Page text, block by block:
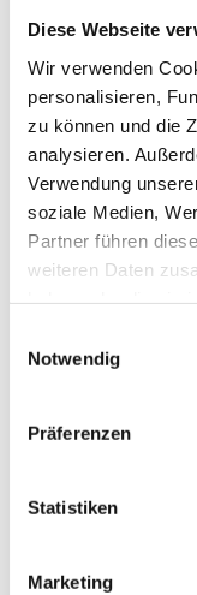
Diese Webseite
Wir verwenden
personalisieren,
zu können und die
analysieren.
Verwendung
soziale Medien,
Partner führen
weiteren Daten
Notwendig
Präferenzen
Statistiken
Marketing
Eises
In
Flur.
Aber die
Weißes,
Überall
beleben;
Doch an